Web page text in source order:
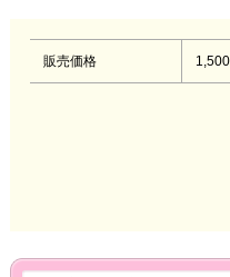
販売価格